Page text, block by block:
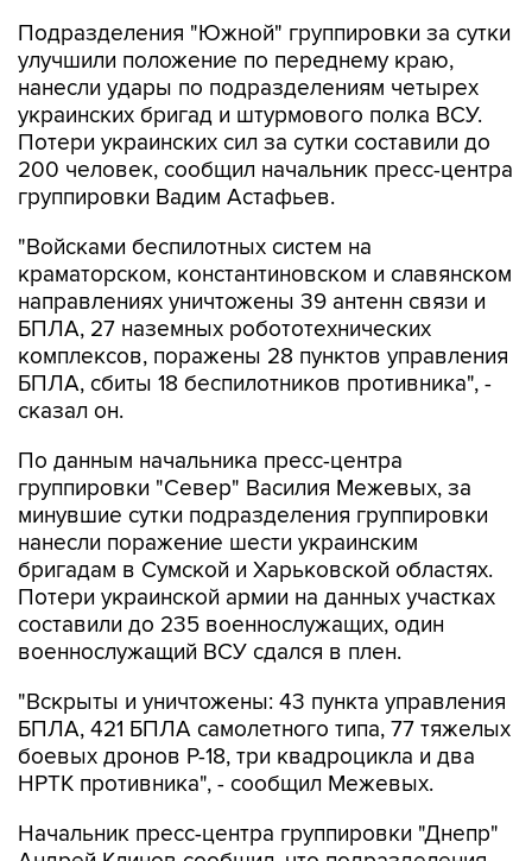
Подразделения "Южной" группировки за сутки
улучшили положение по переднему краю,
нанесли удары по подразделениям четырех
украинских бригад и штурмового полка ВСУ.
Потери украинских сил за сутки составили до
200 человек, сообщил начальник пресс-центра
группировки Вадим Астафьев.
"Войсками беспилотных систем на
краматорском, константиновском и славянском
направлениях уничтожены 39 антенн связи и
БПЛА, 27 наземных робототехнических
комплексов, поражены 28 пунктов управления
БПЛА, сбиты 18 беспилотников противника", -
сказал он.
По данным начальника пресс-центра
группировки "Север" Василия Межевых, за
минувшие сутки подразделения группировки
нанесли поражение шести украинским
бригадам в Сумской и Харьковской областях.
Потери украинской армии на данных участках
составили до 235 военнослужащих, один
военнослужащий ВСУ сдался в плен.
"Вскрыты и уничтожены: 43 пункта управления
БПЛА, 421 БПЛА самолетного типа, 77 тяжелых
боевых дронов Р-18, три квадроцикла и два
НРТК противника", - сообщил Межевых.
Начальник пресс-центра группировки "Днепр"